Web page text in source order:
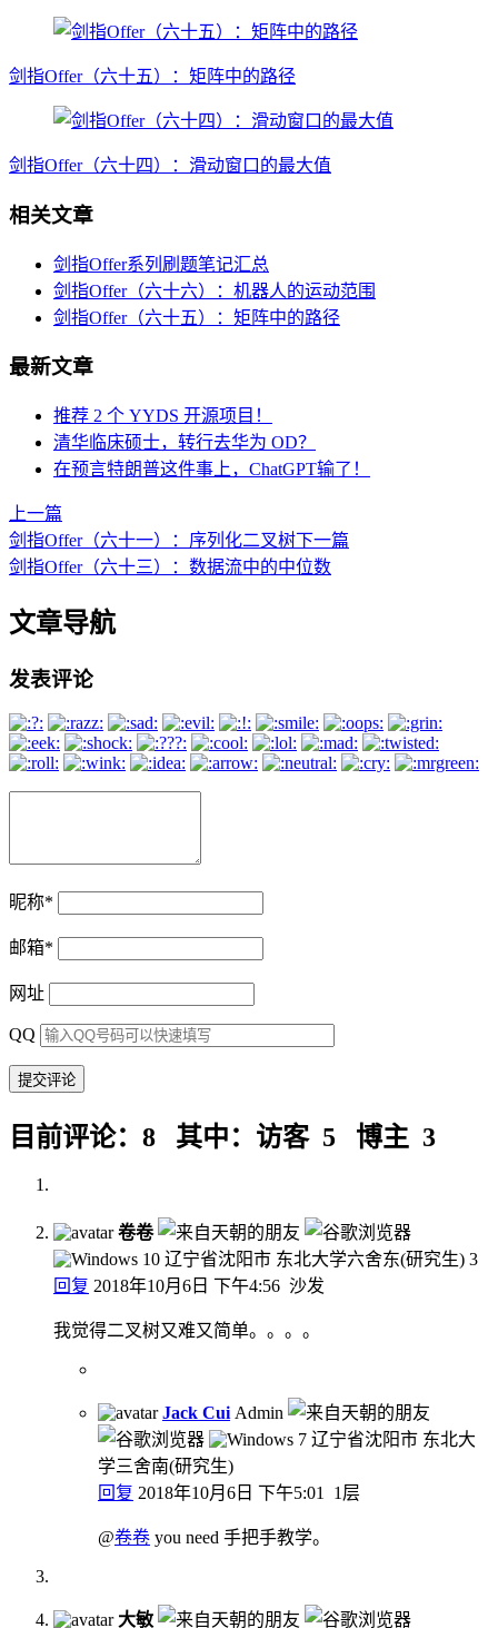
剑指Offer（六十五）：矩阵中的路径
剑指Offer（六十四）：滑动窗口的最大值
相关文章
剑指Offer系列刷题笔记汇总
剑指Offer（六十六）：机器人的运动范围
剑指Offer（六十五）：矩阵中的路径
最新文章
推荐 2 个 YYDS 开源项目！
清华临床硕士，转行去华为 OD？
在预言特朗普这件事上，ChatGPT输了！
上一篇
剑指Offer（六十一）：序列化二叉树下一篇
剑指Offer（六十三）：数据流中的中位数
文章导航
发表评论
昵称*
邮箱*
网址
QQ
目前评论：8 其中：访客 5 博主 3
卷卷
辽宁省沈阳市 东北大学六舍东(研究生) 3
回复 2018年10月6日 下午4:56 沙发
我觉得二叉树又难又简单。。。。
Jack Cui Admin
辽宁省沈阳市 东北大
学三舍南(研究生)
回复 2018年10月6日 下午5:01 1层
@卷卷 you need 手把手教学。
大敏